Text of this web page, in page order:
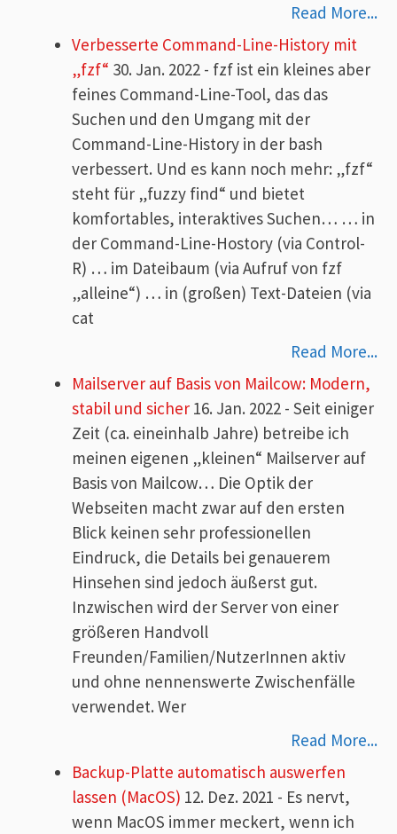
Read More...
Verbesserte Command-Line-History mit
„fzf“ 30. Jan. 2022 - fzf ist ein kleines aber
feines Command-Line-Tool, das das
Suchen und den Umgang mit der
Command-Line-History in der bash
verbessert. Und es kann noch mehr: „fzf“
steht für „fuzzy find“ und bietet
komfortables, interaktives Suchen… … in
der Command-Line-Hostory (via Control-
R) … im Dateibaum (via Aufruf von fzf
„alleine“) … in (großen) Text-Dateien (via
cat
Read More...
Mailserver auf Basis von Mailcow: Modern,
stabil und sicher 16. Jan. 2022 - Seit einiger
Zeit (ca. eineinhalb Jahre) betreibe ich
meinen eigenen „kleinen“ Mailserver auf
Basis von Mailcow… Die Optik der
Webseiten macht zwar auf den ersten
Blick keinen sehr professionellen
Eindruck, die Details bei genauerem
Hinsehen sind jedoch äußerst gut.
Inzwischen wird der Server von einer
größeren Handvoll
Freunden/Familien/NutzerInnen aktiv
und ohne nennenswerte Zwischenfälle
verwendet. Wer
Read More...
Backup-Platte automatisch auswerfen
lassen (MacOS) 12. Dez. 2021 - Es nervt,
wenn MacOS immer meckert, wenn ich